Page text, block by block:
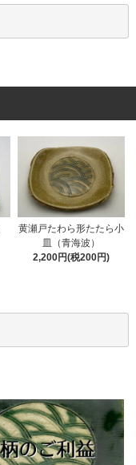
黄瀬戸たわら形たたら小
皿（青海波）
2,200円(税200円)